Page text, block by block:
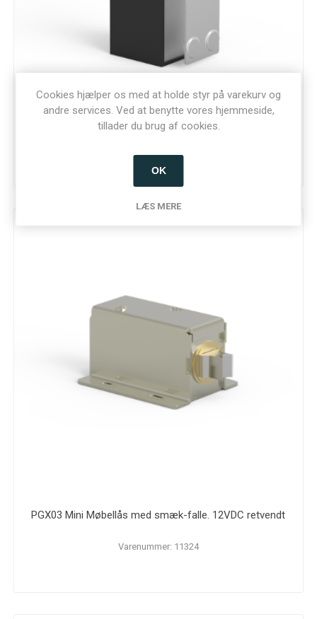
PGX02 Mini Møbellås 12/24VDC. Retvendt, lås med
spænding
PGX03 Mini Møbellås med smæk-falle. 12VDC retvendt
Varenummer: 11324
Cookies hjælper os med at holde styr på varekurv og
andre services. Ved at benytte vores hjemmeside,
tillader du brug af cookies.
OK
LÆS MERE